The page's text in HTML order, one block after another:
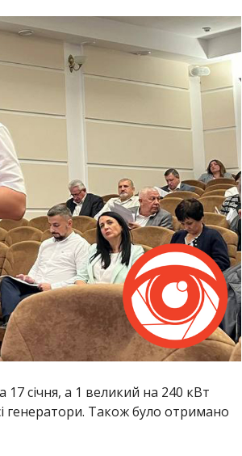
січня, а 1 великий на 240 кВт
генератори. Також було отримано